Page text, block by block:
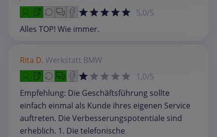
5,0/5
Alles TOP! Wie immer.
Rita D. Werkstatt BMW
1,0/5
Empfehlung: Die Geschäftsführung sollte
einfach einmal als Kunde ihres eigenen Service
auftreten. Die Verbesserungspotentiale sind
erheblich. 1. Die telefonische